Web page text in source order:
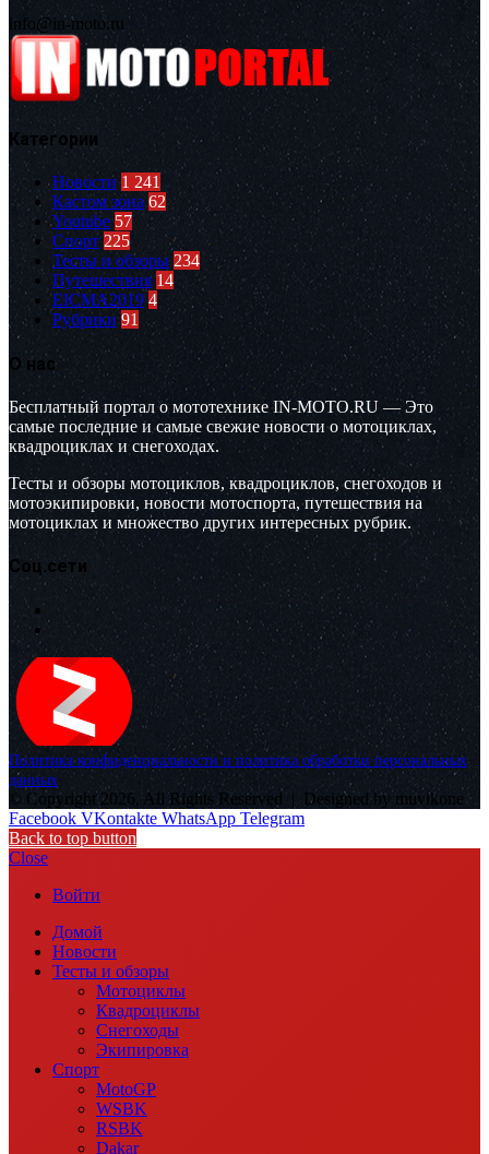
info@in-moto.ru
Категории
Новости 1 241
Кастом зона 62
Youtube 57
Спорт 225
Тесты и обзоры 234
Путешествия 14
EICMA2019 4
Рубрики 91
О нас
Бесплатный портал о мототехнике IN-MOTO.RU — Это
самые последние и самые свежие новости о мотоциклах,
квадроциклах и снегоходах.
Тесты и обзоры мотоциклов, квадроциклов, снегоходов и
мотоэкипировки, новости мотоспорта, путешествия на
мотоциклах и множество других интересных рубрик.
Соц.сети
Политика конфиденциальности и политика обработки персональных
данных
© Copyright 2026, All Rights Reserved |
Designed by muvikone
Facebook VKontakte WhatsApp Telegram
Back to top button
Close
Войти
Домой
Новости
Тесты и обзоры
Мотоциклы
Квадроциклы
Снегоходы
Экипировка
Спорт
MotoGP
WSBK
RSBK
Dakar